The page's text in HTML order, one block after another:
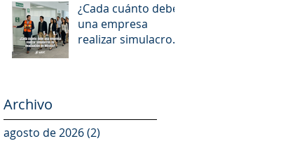
¿Cada cuánto debe
una empresa
realizar simulacros
Archivo
agosto de 2026(2)